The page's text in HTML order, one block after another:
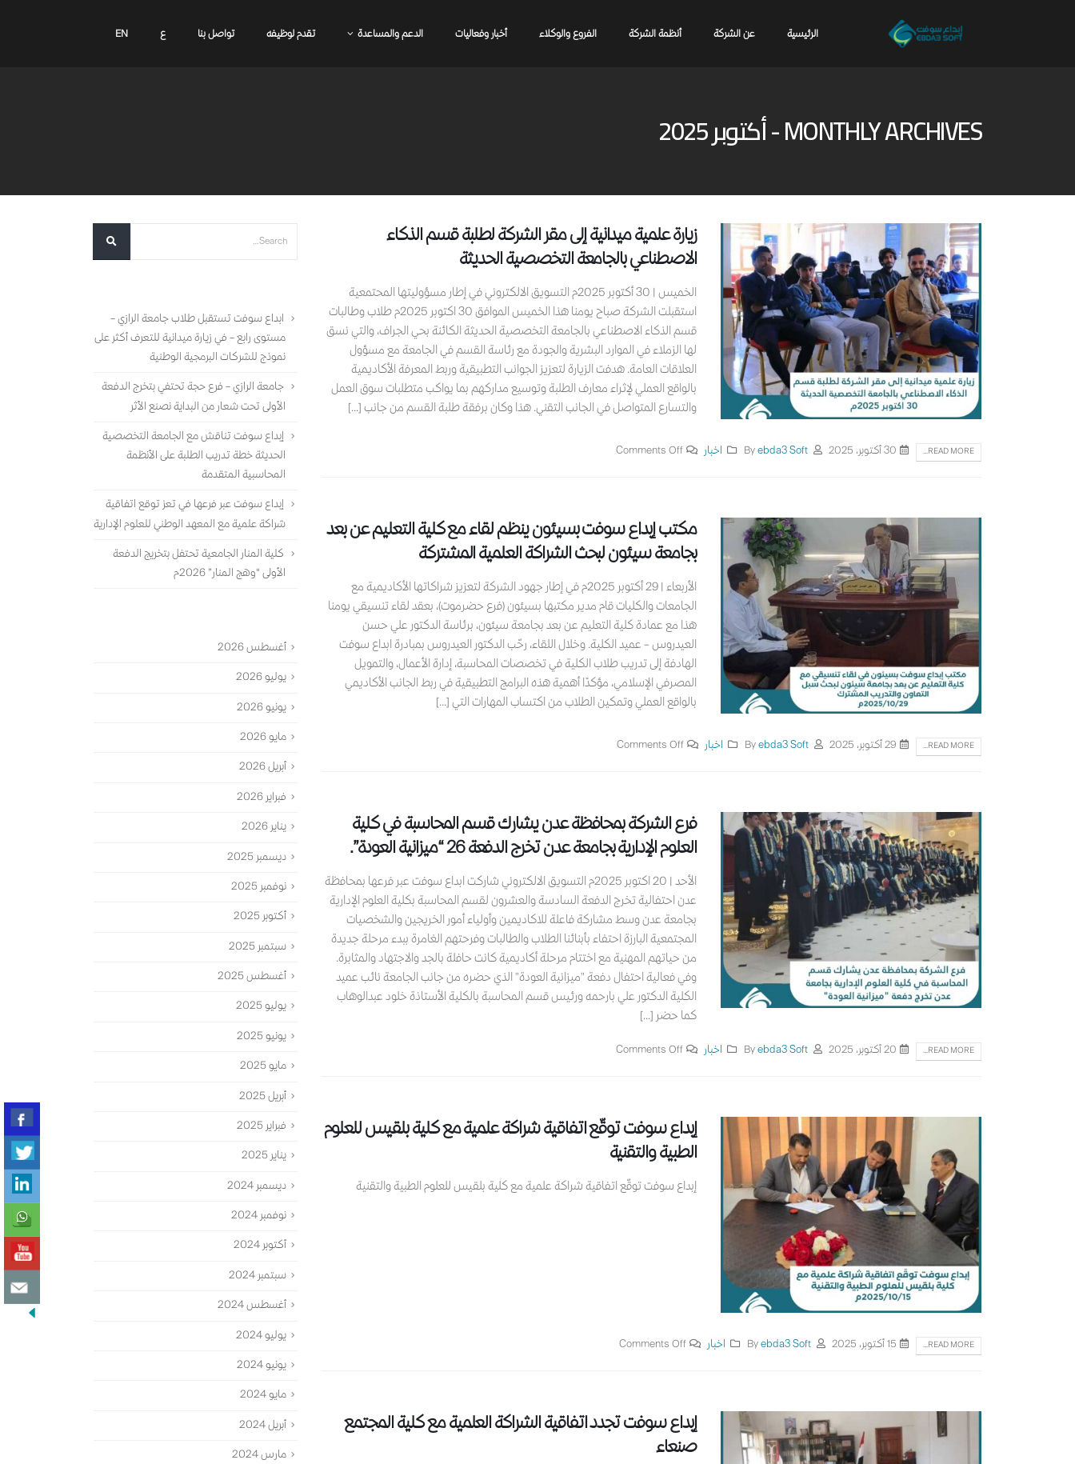
الرئيسية عن الشركة أنظمة الشركة الفروع والوكلاء أخبار وفعاليات الدعم والمساعدة تقدم لوظيفه تواصل بنا ع EN
MONTHLY ARCHIVES - أكتوبر 2025
زيارة علمية ميدانية إلى مقر الشركة لطلبة قسم الذكاء
الاصطناعي بالجامعة التخصصية الحديثة
الخميس | 30 أكتوبر 2025م التسويق الالكتروني في إطار مسؤوليتها المحتمعية
استقبلت الشركة صباح يومنا هذا الخميس الموافق 30 اكتوبر 2025م طلاب وطالبات
قسم الذكاء الاصطناعي بالجامعة التخصصية الحديثة الكائنة بحي الجراف، والتي نسق
لها الزملاء في الموارد البشرية والجودة مع رئاسة القسم في الجامعة مع مسؤول
العلاقات العامة. هدفت الزيارة لتعزيز الجوانب التطبيقية وربط المعرفة الأكاديمية
بالواقع العملي لإثراء معارف الطلبة وتوسيع مداركهم بما يواكب متطلبات سوق العمل
والتسارع المتواصل في الجانب التقني. هذا وكان برفقة طلبة القسم من جانب [...]
30 أكتوبر، 2025 By
ebda3 Soft اخبار Comments Off READ MORE...
مكتب إبداع سوفت بسيئون ينظم لقاء مع كلية التعليم عن بعد
بجامعة سيئون لبحث الشراكة العلمية المشتركة
الأربعاء | 29 أكتوبر 2025م في إطار جهود الشركة لتعزيز شراكاتها الأكاديمية مع
الجامعات والكليات قام مدير مكتبها بسيئون (فرع حضرموت)، بعقد لقاء تنسيقي يومنا
هذا مع عمادة كلية التعليم عن بعد بجامعة سيئون، برئاسة الدكتور علي حسن
العيدروس – عميد الكلية. وخلال اللقاء، رحّب الدكتور العيدروس بمبادرة ابداع سوفت
الهادفة إلى تدريب طلاب الكلية في تخصصات المحاسبة، إدارة الأعمال، والتمويل
المصرفي الإسلامي، مؤكدًا أهمية هذه البرامج التطبيقية في ربط الجانب الأكاديمي
بالواقع العملي وتمكين الطلاب من اكتساب المهارات التي [...]
29 أكتوبر، 2025 By
ebda3 Soft اخبار Comments Off READ MORE...
فرع الشركة بمحافظة عدن يشارك قسم المحاسبة في كلية
العلوم الإدارية بجامعة عدن تخرج الدفعة 26 “ميزانية العودة”.
الأحد | 20 اكتوبر 2025م التسويق الالكتروني شاركت ابداع سوفت عبر فرعها بمحافظة
عدن احتفالية تخرج الدفعة السادسة والعشرون لقسم المحاسبة بكلية العلوم الإدارية
بجامعة عدن وسط مشاركة فاعلة للاكاديمين وأولياء أمور الخريجين والشخصيات
المجتمعية البارزة احتفاء بأبنائنا الطلاب والطالبات وفرحتهم الغامرة ببدء مرحلة جديدة
من حياتهم المهنية مع اختتام مرحلة أكاديمية كانت حافلة بالجد والاجتهاد والمثابرة.
وفي فعالية احتفال دفعة "ميزانية العودة" الذي حضره من جانب الجامعة نائب عميد
الكلية الدكتور علي بارحمه ورئيس قسم المحاسبة بالكلية الأستاذة خلود عبدالوهاب
كما حضر [...]
20 أكتوبر، 2025 By
ebda3 Soft اخبار Comments Off READ MORE...
إبداع سوفت توقّع اتفاقية شراكة علمية مع كلية بلقيس للعلوم
الطبية والتقنية
إبداع سوفت توقّع اتفاقية شراكة علمية مع كلية بلقيس للعلوم الطبية والتقنية
15 أكتوبر، 2025 By
ebda3 Soft اخبار Comments Off READ MORE...
إبداع سوفت تجدد اتفاقية الشراكة العلمية مع كلية المجتمع
صنعاء
ابداع سوفت تستقبل طلاب جامعة الرازي –
مستوى رابع – في زيارة ميدانية للتعرف أكثر على
نموذج للشركات البرمجية الوطنية
جامعة الرازي – فرع حجة تحتفي بتخرج الدفعة
الأولى تحت شعار من البداية نصنع الأثر
إبداع سوفت تناقش مع الجامعة التخصصية
الحديثة خطة تدريب الطلبة على الأنظمة
المحاسبية المتقدمة
إبداع سوفت عبر فرعها في تعز توقع اتفاقية
شراكة علمية مع المعهد الوطني للعلوم الإدارية
كلية المنار الجامعية تحتفل بتخريج الدفعة
الأولى “وهج المنار” 2026م
أغسطس 2026
يوليو 2026
يونيو 2026
مايو 2026
أبريل 2026
فبراير 2026
يناير 2026
ديسمبر 2025
نوفمبر 2025
أكتوبر 2025
سبتمبر 2025
أغسطس 2025
يوليو 2025
يونيو 2025
مايو 2025
أبريل 2025
فبراير 2025
يناير 2025
ديسمبر 2024
نوفمبر 2024
أكتوبر 2024
سبتمبر 2024
أغسطس 2024
يوليو 2024
يونيو 2024
مايو 2024
أبريل 2024
مارس 2024